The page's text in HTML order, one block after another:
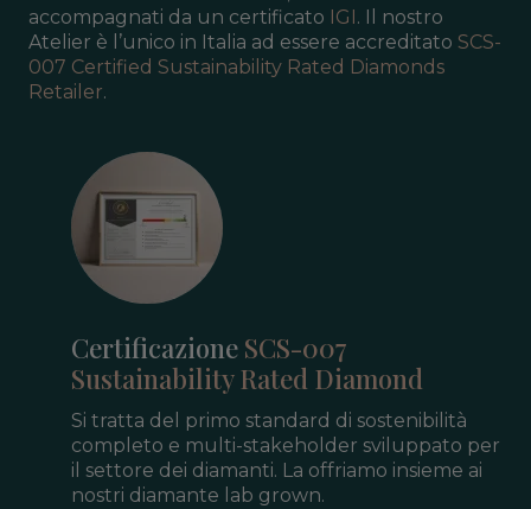
accompagnati da un certificato IGI. Il nostro
Atelier è l’unico in Italia ad essere accreditato SCS-
007 Certified Sustainability Rated Diamonds
Retailer.
Certificazione SCS-007
Sustainability Rated Diamond
Si tratta del primo standard di sostenibilità
completo e multi-stakeholder sviluppato per
il settore dei diamanti. La offriamo insieme ai
nostri diamante lab grown.